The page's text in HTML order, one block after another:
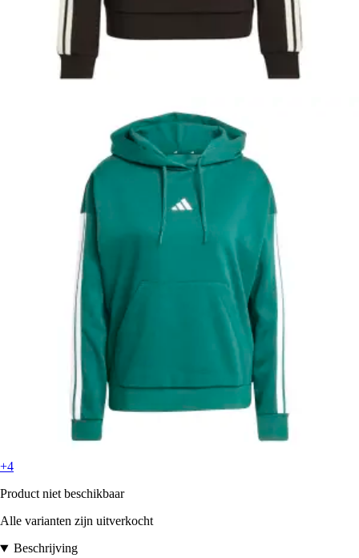
+4
Product niet beschikbaar
Alle varianten zijn uitverkocht
Beschrijving